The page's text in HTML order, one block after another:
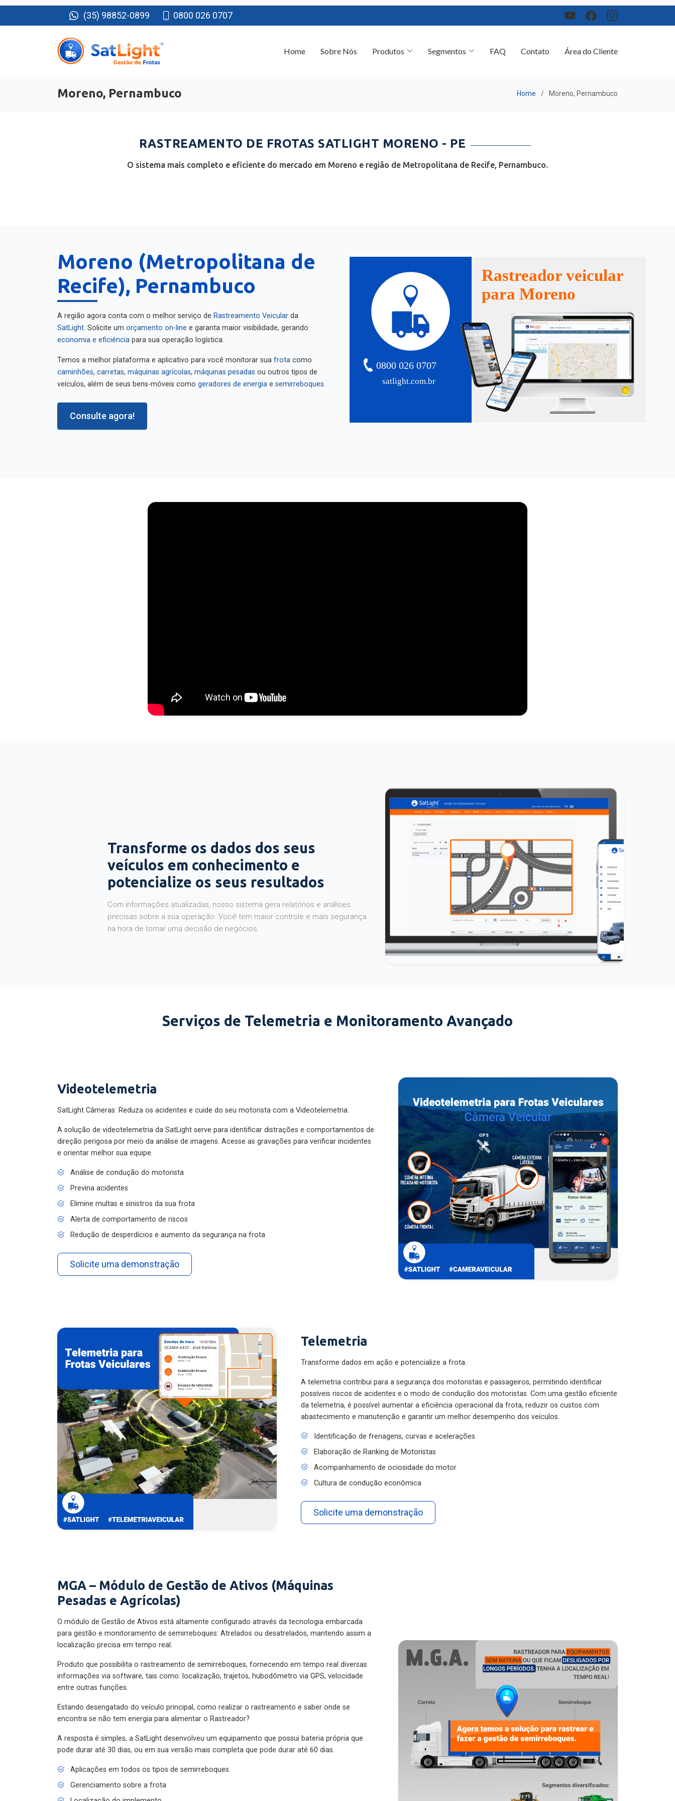
(35) 98852-0899 0800 026 0707
Área do Cliente
Moreno, Pernambuco Home Moreno, Pernambuco
RASTREAMENTO DE FROTAS SATLIGHT MORENO - PE
O sistema mais completo e eficiente do mercado em Moreno e região de Metropolitana de Recife, Pernambuco.
Moreno (Metropolitana de
Recife), Pernambuco
A região agora conta com o melhor serviço de Rastreamento Veicular
da
SatLight . Solicite um orçamento on-line
e garanta maior visibilidade, gerando
economia e eficiência
para sua operação logística.
Temos a melhor plataforma e aplicativo para você monitorar sua frota
caminhões
carretas máquinas agrícolas máquinas pesadas
ou outros tipos de
veículos, além de seus bens-móveis como
geradores de energia semirreboques
Consulte agora!
satlight.com.br
0800 026 0707
Rastreador veicular
para Moreno
Transforme os dados dos seus
veículos em conhecimento e
potencialize os seus resultados
Com informações atualizadas, nosso sistema gera relatórios e análises
precisas sobre a sua operação. Você tem maior controle e mais segurança
na hora de tomar uma decisão de negócios.
Serviços de Telemetria e Monitoramento Avançado
Videotelemetria
SatLight Câmeras: Reduza os acidentes e cuide do seu motorista com a Videotelemetria.
A solução de videotelemetria da SatLight serve para identificar distrações e comportamentos de
direção perigosa por meio da análise de imagens. Acesse as gravações para verificar incidentes
e orientar melhor sua equipe.
Análise de condução do motorista
Previna acidentes
Elimine multas e sinistros da sua frota
Alerta de comportamento de riscos
Redução de desperdícios e aumento da segurança na frota
Solicite uma demonstração
Telemetria
Transforme dados em ação e potencialize a frota.
A telemetria contribui para a segurança dos motoristas e passageiros, permitindo identificar
possíveis riscos de acidentes e o modo de condução dos motoristas. Com uma gestão eficiente
da telemetria, é possível aumentar a eficiência operacional da frota, reduzir os custos com
abastecimento e manutenção e garantir um melhor desempenho dos veículos.
Identificação de frenagens, curvas e acelerações
Elaboração de Ranking de Motoristas
Acompanhamento de ociosidade do motor
Cultura de condução econômica
Solicite uma demonstração
MGA – Módulo de Gestão de Ativos (Máquinas
Pesadas e Agrícolas)
O módulo de Gestão de Ativos está altamente configurado através da tecnologia embarcada
para gestão e monitoramento de semirreboques: Atrelados ou desatrelados, mantendo assim a
localização precisa em tempo real.
Produto que possibilita o rastreamento de semirreboques, fornecendo em tempo real diversas
informações via software, tais como: localização, trajetos, hubodômetro via GPS, velocidade
entre outras funções.
Estando desengatado do veículo principal, como realizar o rastreamento e saber onde se
encontra se não tem energia para alimentar o Rastreador?
A resposta é simples, a SatLight desenvolveu um equipamento que possui bateria própria que
pode durar até 30 dias, ou em sua versão mais completa que pode durar até 60 dias.
Aplicações em todos os tipos de semirreboques
Gerenciamento sobre a frota
Localização do implemento